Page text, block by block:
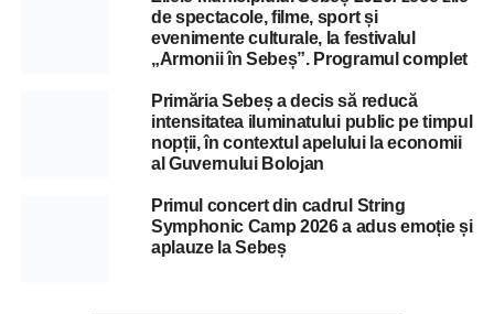
de spectacole, filme, sport și
evenimente culturale, la festivalul
„Armonii în Sebeș”. Programul complet
Primăria Sebeș a decis să reducă
intensitatea iluminatului public pe timpul
nopții, în contextul apelului la economii
al Guvernului Bolojan
Primul concert din cadrul String
Symphonic Camp 2026 a adus emoție și
aplauze la Sebeș